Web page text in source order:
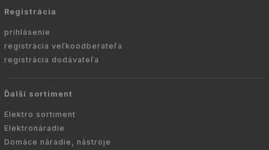
Registrácia
prihlásenie
registrácia veľkoodberateľa
registrácia dodávateľa
Ďalší sortiment
Elektro sortiment
Elektronáradie
Domáce náradie, nástroje